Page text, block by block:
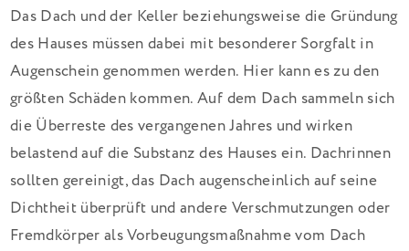
Das Dach und der Keller beziehungsweise die Gründung
des Hauses müssen dabei mit besonderer Sorgfalt in
Augenschein genommen werden. Hier kann es zu den
größten Schäden kommen. Auf dem Dach sammeln sich
die Überreste des vergangenen Jahres und wirken
belastend auf die Substanz des Hauses ein. Dachrinnen
sollten gereinigt, das Dach augenscheinlich auf seine
Dichtheit überprüft und andere Verschmutzungen oder
Fremdkörper als Vorbeugungsmaßnahme vom Dach